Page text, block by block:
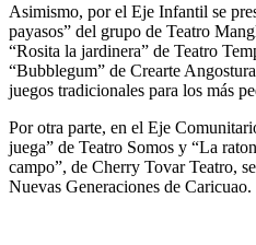
Asimismo, por el Eje Infantil se
payasos” del grupo de Teatro
“Rosita la jardinera” de Teatro
“Bubblegum” de Crearte
juegos tradicionales para los más
Por otra parte, en el Eje
juega” de Teatro Somos y “La
campo”, de Cherry Tovar Teatro,
Nuevas Generaciones de Caricuao.